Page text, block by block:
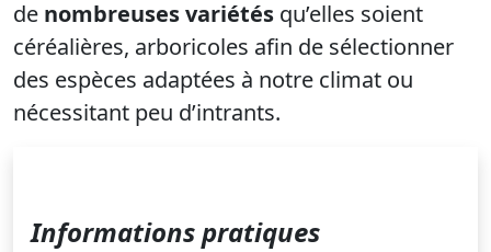
de nombreuses variétés qu’elles soient
céréalières, arboricoles afin de sélectionner
des espèces adaptées à notre climat ou
nécessitant peu d’intrants.
Informations pratiques